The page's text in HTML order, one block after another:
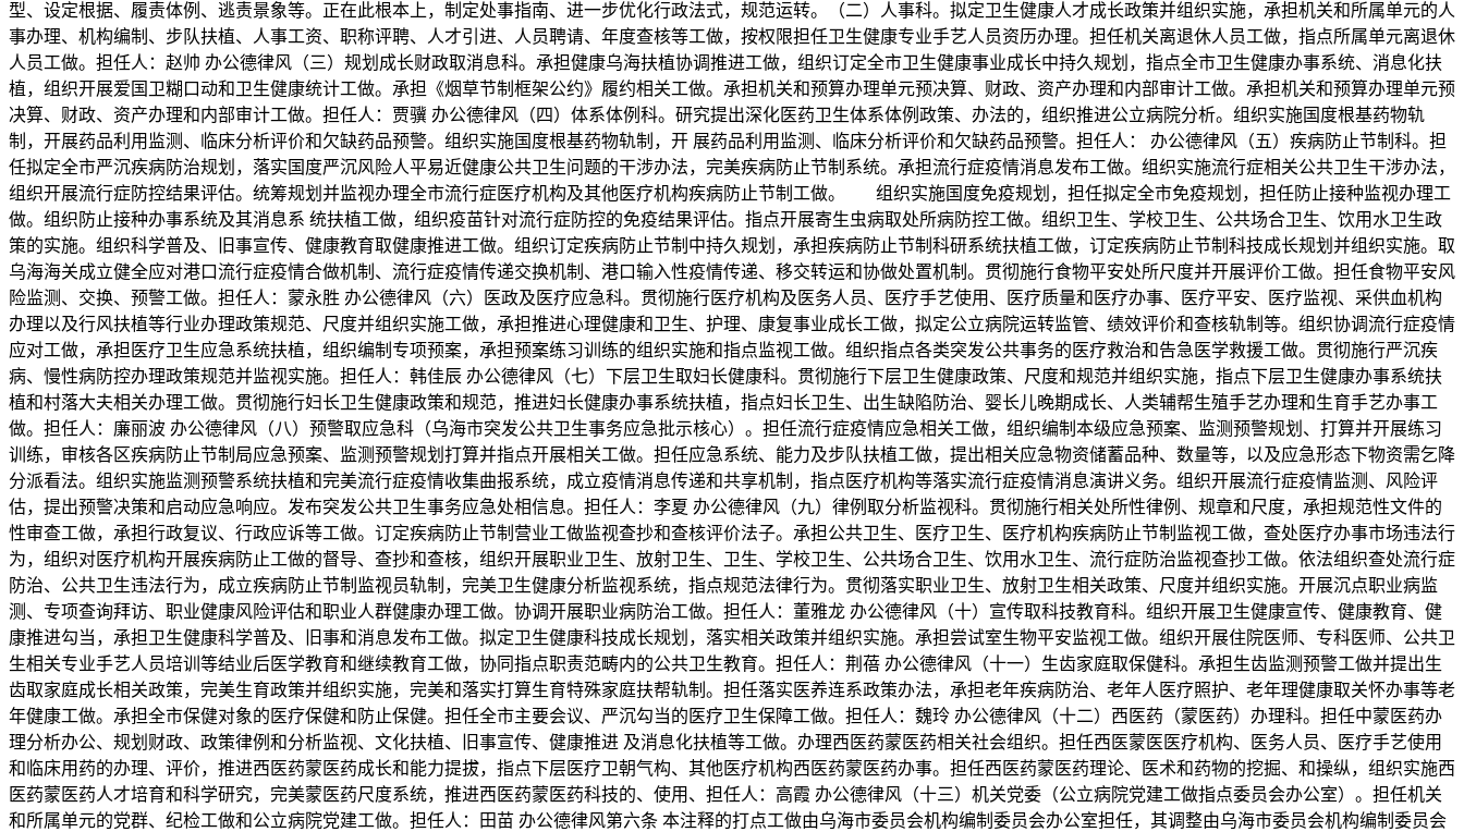
型、设定根据、履责体例、逃责景象等。正在此根本上，制定处事指南、进一步优化行政法式，规范运转。（二）人事科。拟定卫生健康人才成长政策并组织实施，承担机关和所属单元的人
事办理、机构编制、步队扶植、人事工资、职称评聘、人才引进、人员聘请、年度查核等工做，按权限担任卫生健康专业手艺人员资历办理。担任机关离退休人员工做，指点所属单元离退休
人员工做。担任人：赵帅 办公德律风（三）规划成长财政取消息科。承担健康乌海扶植协调推进工做，组织订定全市卫生健康事业成长中持久规划，指点全市卫生健康办事系统、消息化扶
植，组织开展爱国卫糊口动和卫生健康统计工做。承担《烟草节制框架公约》履约相关工做。承担机关和预算办理单元预决算、财政、资产办理和内部审计工做。承担机关和预算办理单元预
决算、财政、资产办理和内部审计工做。担任人：贾骥 办公德律风（四）体系体例科。研究提出深化医药卫生体系体例政策、办法的，组织推进公立病院分析。组织实施国度根基药物轨
制，开展药品利用监测、临床分析评价和欠缺药品预警。组织实施国度根基药物轨制，开 展药品利用监测、临床分析评价和欠缺药品预警。担任人： 办公德律风（五）疾病防止节制科。担
任拟定全市严沉疾病防治规划，落实国度严沉风险人平易近健康公共卫生问题的干涉办法，完美疾病防止节制系统。承担流行症疫情消息发布工做。组织实施流行症相关公共卫生干涉办法，
组织开展流行症防控结果评估。统筹规划并监视办理全市流行症医疗机构及其他医疗机构疾病防止节制工做。 组织实施国度免疫规划，担任拟定全市免疫规划，担任防止接种监视办理工
做。组织防止接种办事系统及其消息系 统扶植工做，组织疫苗针对流行症防控的免疫结果评估。指点开展寄生虫病取处所病防控工做。组织卫生、学校卫生、公共场合卫生、饮用水卫生政
策的实施。组织科学普及、旧事宣传、健康教育取健康推进工做。组织订定疾病防止节制中持久规划，承担疾病防止节制科研系统扶植工做，订定疾病防止节制科技成长规划并组织实施。取
乌海海关成立健全应对港口流行症疫情合做机制、流行症疫情传递交换机制、港口输入性疫情传递、移交转运和协做处置机制。贯彻施行食物平安处所尺度并开展评价工做。担任食物平安风
险监测、交换、预警工做。担任人：蒙永胜 办公德律风（六）医政及医疗应急科。贯彻施行医疗机构及医务人员、医疗手艺使用、医疗质量和医疗办事、医疗平安、医疗监视、采供血机构
办理以及行风扶植等行业办理政策规范、尺度并组织实施工做，承担推进心理健康和卫生、护理、康复事业成长工做，拟定公立病院运转监管、绩效评价和查核轨制等。组织协调流行症疫情
应对工做，承担医疗卫生应急系统扶植，组织编制专项预案，承担预案练习训练的组织实施和指点监视工做。组织指点各类突发公共事务的医疗救治和告急医学救援工做。贯彻施行严沉疾
病、慢性病防控办理政策规范并监视实施。担任人：韩佳辰 办公德律风（七）下层卫生取妇长健康科。贯彻施行下层卫生健康政策、尺度和规范并组织实施，指点下层卫生健康办事系统扶
植和村落大夫相关办理工做。贯彻施行妇长卫生健康政策和规范，推进妇长健康办事系统扶植，指点妇长卫生、出生缺陷防治、婴长儿晚期成长、人类辅帮生殖手艺办理和生育手艺办事工
做。担任人：廉丽波 办公德律风（八）预警取应急科（乌海市突发公共卫生事务应急批示核心）。担任流行症疫情应急相关工做，组织编制本级应急预案、监测预警规划、打算并开展练习
训练，审核各区疾病防止节制局应急预案、监测预警规划打算并指点开展相关工做。担任应急系统、能力及步队扶植工做，提出相关应急物资储蓄品种、数量等，以及应急形态下物资需乞降
分派看法。组织实施监测预警系统扶植和完美流行症疫情收集曲报系统，成立疫情消息传递和共享机制，指点医疗机构等落实流行症疫情消息演讲义务。组织开展流行症疫情监测、风险评
估，提出预警决策和启动应急响应。发布突发公共卫生事务应急处相信息。担任人：李夏 办公德律风（九）律例取分析监视科。贯彻施行相关处所性律例、规章和尺度，承担规范性文件的
性审查工做，承担行政复议、行政应诉等工做。订定疾病防止节制营业工做监视查抄和查核评价法子。承担公共卫生、医疗卫生、医疗机构疾病防止节制监视工做，查处医疗办事市场违法行
为，组织对医疗机构开展疾病防止工做的督导、查抄和查核，组织开展职业卫生、放射卫生、卫生、学校卫生、公共场合卫生、饮用水卫生、流行症防治监视查抄工做。依法组织查处流行症
防治、公共卫生违法行为，成立疾病防止节制监视员轨制，完美卫生健康分析监视系统，指点规范法律行为。贯彻落实职业卫生、放射卫生相关政策、尺度并组织实施。开展沉点职业病监
测、专项查询拜访、职业健康风险评估和职业人群健康办理工做。协调开展职业病防治工做。担任人：董雅龙 办公德律风（十）宣传取科技教育科。组织开展卫生健康宣传、健康教育、健
康推进勾当，承担卫生健康科学普及、旧事和消息发布工做。拟定卫生健康科技成长规划，落实相关政策并组织实施。承担尝试室生物平安监视工做。组织开展住院医师、专科医师、公共卫
生相关专业手艺人员培训等结业后医学教育和继续教育工做，协同指点职责范畴内的公共卫生教育。担任人：荆蓓 办公德律风（十一）生齿家庭取保健科。承担生齿监测预警工做并提出生
齿取家庭成长相关政策，完美生育政策并组织实施，完美和落实打算生育特殊家庭扶帮轨制。担任落实医养连系政策办法，承担老年疾病防治、老年人医疗照护、老年理健康取关怀办事等老
年健康工做。承担全市保健对象的医疗保健和防止保健。担任全市主要会议、严沉勾当的医疗卫生保障工做。担任人：魏玲 办公德律风（十二）西医药（蒙医药）办理科。担任中蒙医药办
理分析办公、规划财政、政策律例和分析监视、文化扶植、旧事宣传、健康推进 及消息化扶植等工做。办理西医药蒙医药相关社会组织。担任西医蒙医医疗机构、医务人员、医疗手艺使用
和临床用药的办理、评价，推进西医药蒙医药成长和能力提拔，指点下层医疗卫朝气构、其他医疗机构西医药蒙医药办事。担任西医药蒙医药理论、医术和药物的挖掘、和操纵，组织实施西
医药蒙医药人才培育和科学研究，完美蒙医药尺度系统，推进西医药蒙医药科技的、使用、担任人：高霞 办公德律风（十三）机关党委（公立病院党建工做指点委员会办公室）。担任机关
和所属单元的党群、纪检工做和公立病院党建工做。担任人：田苗 办公德律风第六条 本注释的打点工做由乌海市委员会机构编制委员会办公室担任，其调整由乌海市委员会机构编制委员会